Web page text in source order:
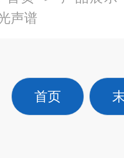
声谱
首页